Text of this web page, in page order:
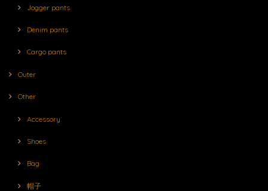
Jogger pants
Denim pants
Cargo pants
Outer
Other
Accessory
Shoes
Bag
帽子